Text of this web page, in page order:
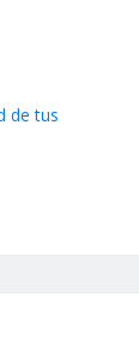
de tus